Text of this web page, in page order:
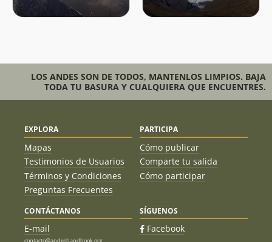
LOS ANDES SON DE TODOS, MANTENLOS LIMPIOS. BAJA
TODA TU BASURA Y CUALQUIERA QUE ENCUENTRES.
EXPLORA
Mapas
Testimonios de Usuarios
Términos y Condiciones
Preguntas Frecuentes
PARTICIPA
Cómo publicar
Comparte tu salida
Cómo participar
CONTÁCTANOS
E-mail
contacto@andeshandbook.org
SÍGUENOS
Facebook